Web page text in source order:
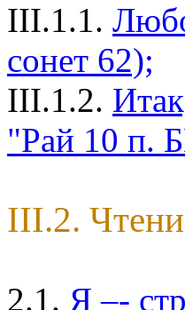
III.1.1.
сонет 62);
III.1.2.
"Рай 10 п.
III.2.
2.1. Я –-